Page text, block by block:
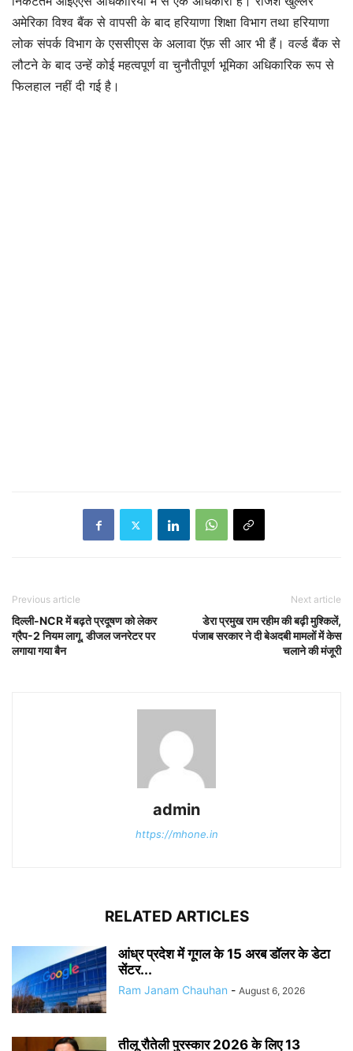
अमेरिका विश्व बैंक से वापसी के बाद हरियाणा शिक्षा विभाग तथा हरियाणा
लोक संपर्क विभाग के एससीएस के अलावा ऍफ़ सी आर भी हैं। वर्ल्ड बैंक से
लौटने के बाद उन्हें कोई महत्वपूर्ण वा चुनौतीपूर्ण भूमिका अधिकारिक रूप से
फिलहाल नहीं दी गई है।
Previous article
दिल्ली-NCR में बढ़ते प्रदूषण को लेकर
ग्रैप-2 नियम लागू, डीजल जनरेटर पर
लगाया गया बैन
Next article
डेरा प्रमुख राम रहीम की बढ़ी मुश्किलें,
पंजाब सरकार ने दी बेअदबी मामलों में केस
चलाने की मंजूरी
admin
https://mhone.in
RELATED ARTICLES
आंध्र प्रदेश में गूगल के 15 अरब डॉलर के डेटा
सेंटर...
Ram Janam Chauhan - August 6, 2026
तीलू रौतेली पुरस्कार 2026 के लिए 13